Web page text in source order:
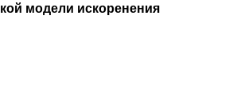
модели искоренения